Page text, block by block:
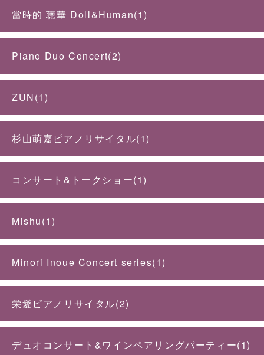
當時的 聴華 Doll&Human(1)
Piano Duo Concert(2)
ZUN(1)
杉山萌嘉ピアノリサイタル(1)
コンサート&トークショー(1)
Mishu(1)
Minori Inoue Concert series(1)
栄愛ピアノリサイタル(2)
デュオコンサート&ワインペアリングパーティー(1)